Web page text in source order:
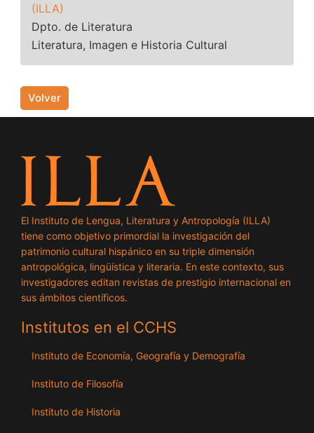
(ILLA)
Dpto. de Literatura
Literatura, Imagen e Historia Cultural
Volver
El Instituto de Lengua, Literatura y Antropología (ILLA)
tiene como objetivo primordial la investigación del
patrimonio cultural hispánico en su triple dimensión
antropológica, lingüística y literaria. En este contexto, sus
investigadores editan revistas de prestigio internacional en
sus ámbitos científicos.
Institutos en el CCHS
Instituto de Economía, Geografía y Demografía
Instituto de Filosofía
Instituto de Historia